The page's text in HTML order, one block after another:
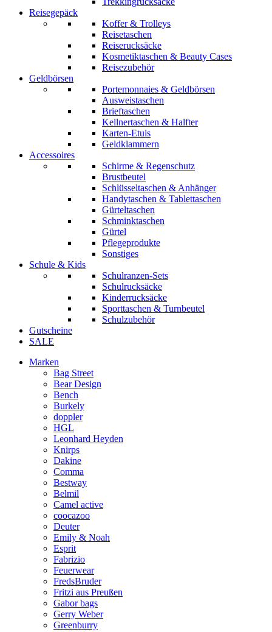
Reisegepäck
Koffer & Trolleys
Reisetaschen
Reiserucksäcke
Kosmetiktaschen & Beauty Cases
Reisezubehör
Geldbörsen
Portemonnaies & Geldbörsen
Ausweistaschen
Brieftaschen
Kellnertaschen & Halfter
Karten-Etuis
Geldklammern
Accessoires
Schirme & Regenschutz
Brustbeutel
Schlüsseltaschen & Anhänger
Handytaschen & Tablettaschen
Gürteltaschen
Schminktaschen
Gürtel
Pflegeprodukte
Sonstiges
Schule & Kids
Schulranzen-Sets
Schulrucksäcke
Kinderrucksäcke
Sporttaschen & Turnbeutel
Schulzubehör
Gutscheine
SALE
Marken
Bag Street
Bear Design
Bench
Burkely
doppler
HGL
Leonhard Heyden
Knirps
Dakine
Comma
Bestway
Belmil
Camel active
coocazoo
Deuter
Emily & Noah
Esprit
Fabrizio
Feuerwear
FredsBruder
Fritzi aus Preußen
Gabor bags
Gerry Weber
Greenburry